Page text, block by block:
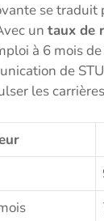
se traduit
un taux de
à 6 mois
de
les